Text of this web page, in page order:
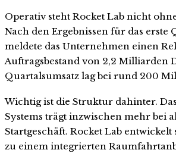
Operativ steht Rocket Lab nicht
Nach den Ergebnissen für das erste
meldete das Unternehmen einen
Auftragsbestand von 2,2 Milliarden
Quartalsumsatz lag bei rund 200
Wichtig ist die Struktur dahinter.
Systems trägt inzwischen mehr bei
Startgeschäft. Rocket Lab
zu einem integrierten